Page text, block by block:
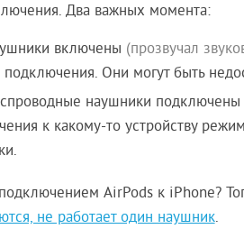
Два важных момента:
включены (прозвучал
Они могут быть
наушники подключены
к какому-то устройству
AirPods к iPhone?
не работает один наушник.